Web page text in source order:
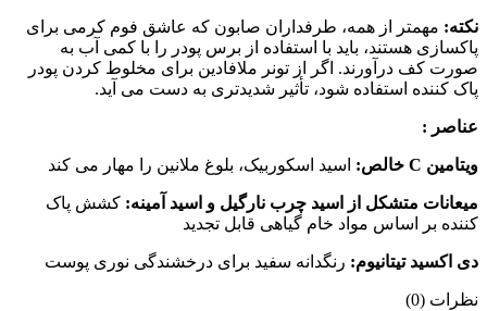
نکته: مهمتر از همه، طرفداران صابون که عاشق فوم کرمی برای
پاکسازی هستند، باید با استفاده از برس پودر را با کمی آب به
صورت کف درآورند. اگر از تونر ملافادین برای مخلوط کردن پودر
پاک کننده استفاده شود، تأثیر شدیدتری به دست می آید.
عناصر :
ویتامین C خالص: اسید اسکوربیک، بلوغ ملانین را مهار می کند
میعانات متشکل از اسید چرب نارگیل و اسید آمینه: کشش پاک
کننده بر اساس مواد خام گیاهی قابل تجدید
دی اکسید تیتانیوم: رنگدانه سفید برای درخشندگی نوری پوست
نظرات (0)